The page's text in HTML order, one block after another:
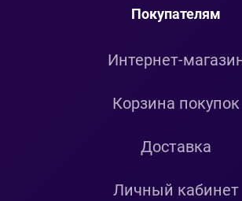
Покупателям
Интернет-
Корзина покупок
Доставка
Личный кабинет